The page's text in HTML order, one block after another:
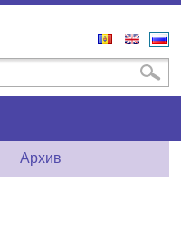
Поиск
Архив